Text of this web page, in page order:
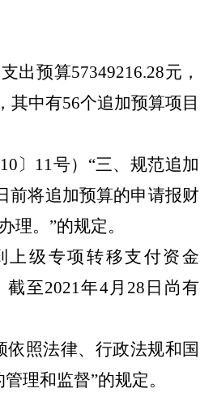
出预算57349216.28元 ，
，其中有56个追加预算项目
10〕 11号） “三、 规范追加
前将追加预算的申请报财
理。 ”的规定。
上级专项转移支付资金
截至2021年4月 28 日尚有
照法律、行政法规和国
理和监督”的规定。